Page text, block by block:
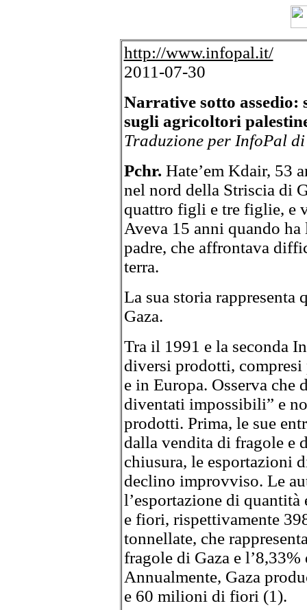
http://www.infopal.it/
2011-07-30
Narrative sotto assedio:
sugli agricoltori
Traduzione per InfoPal
Pchr. Hate’em Kdair, 53
nel nord della Striscia di
quattro figli e tre figlie, e
Aveva 15 anni quando
padre, che affrontava
terra.
La sua storia
Gaza.
Tra il 1991 e la seconda
diversi prodotti,
e in Europa. Osserva
diventati impossibili” e
prodotti. Prima, le sue
dalla vendita di fragole e
chiusura, le esportazioni
declino improvviso. Le
l’esportazione di
e fiori, rispettivamente
tonnellate, che
fragole di Gaza e
Annualmente, Gaza
e 60 milioni di fiori (1).